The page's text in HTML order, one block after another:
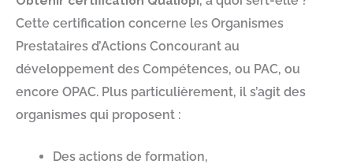
Cette certification concerne les Organismes
Prestataires d’Actions Concourant au
développement des Compétences, ou PAC, ou
encore OPAC. Plus particulièrement, il s’agit des
organismes qui proposent :
Des actions de formation,